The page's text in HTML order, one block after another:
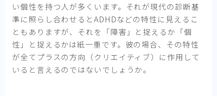
い個性を持つ人が多くいます。それが現代の診断基
準に照らし合わせるとADHDなどの特性に見えるこ
ともありますが、それを「障害」と捉えるか「個
性」と捉えるかは紙一重です。彼の場合、その特性
が全てプラスの方向（クリエイティブ）に作用して
いると言えるのではないでしょうか。